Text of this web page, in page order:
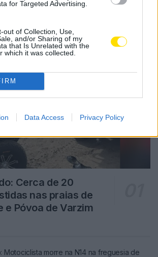
for Targeted Advertising.
out of Collection, Use,
and/or Sharing of my
that Is Unrelated with the
which it was collected.
Data Access Privacy Policy
Cerca de 20
nas praias de
e Póvoa de Varzim
Motociclista morre na N14 na freguesia de